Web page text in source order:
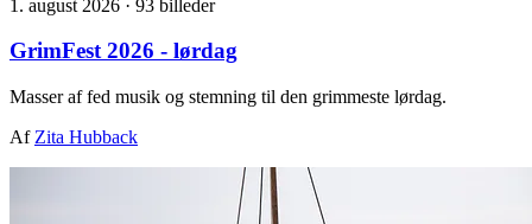
1. august 2026 · 93 billeder
GrimFest 2026 - lørdag
Masser af fed musik og stemning til den grimmeste lørdag.
Af Zita Hubback